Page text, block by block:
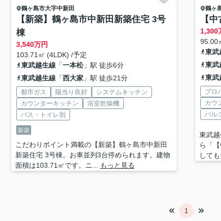
鶴ヶ島市大字中新田
【新築】鶴ヶ島市中新田新築住宅 3号
棟
3,540万円
103.71㎡ (4LDK) /予定
東武越生線「一本松」駅 徒歩6分
東武越生線「西大家」駅 徒歩21分
都市ガス 陽当り良好
システムキッチン
カウンターキッチン
浴室乾燥機
バス・トイレ別
新築
こだわりポイント満載の【新築】鶴ヶ島市中新田
新築住宅 3号棟。お車並列3台停められます。建物
面積は103.71㎡です。ニ...
もっと見る
鶴ヶ
【
1,300
95.00
東武
東武
東武
プロ
カウ
バル
東武
ら「
して
1